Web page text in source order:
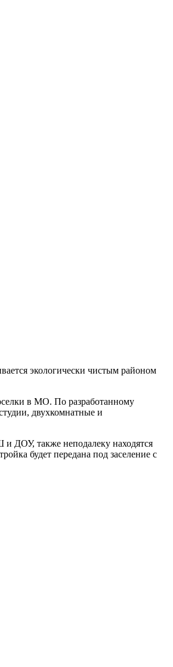
экологически чистым районом
в МО. По разработанному
двухкомнатные и
ДОУ, также неподалеку находятся
будет передана под заселение с